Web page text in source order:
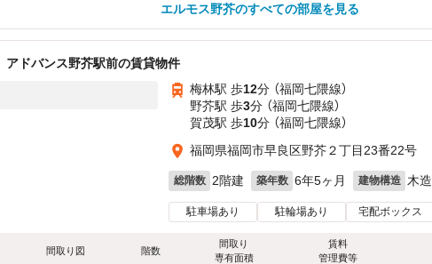
エルモス野芥のすべての部屋を見る
アドバンス野芥駅前の賃貸物件
梅林駅 歩12分 （福岡七隈線）
野芥駅 歩3分 （福岡七隈線）
賀茂駅 歩10分 （福岡七隈線）
福岡県福岡市早良区野芥２丁目23番22号
総階数 2階建 築年数 6年5ヶ月 建物構造 木造
駐車場あり 駐輪場あり 宅配ボックス
間取り図 階数
間取り
専有面積
賃料
管理費等